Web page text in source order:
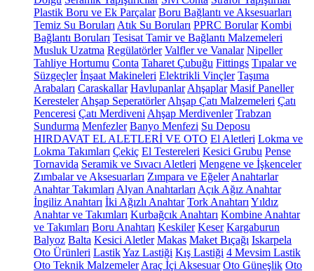
Plastik Boru ve Ek Parçalar Boru Bağlantı ve Aksesuarları
Temiz Su Boruları Atık Su Boruları PPRC Borular Kombi
Bağlantı Boruları Tesisat Tamir ve Bağlantı Malzemeleri
Musluk Uzatma Regülatörler Valfler ve Vanalar Nipeller
Tahliye Hortumu Conta Taharet Çubuğu Fittings Tıpalar ve
Süzgeçler İnşaat Makineleri Elektrikli Vinçler Taşıma
Arabaları Caraskallar Havlupanlar Ahşaplar Masif Paneller
Keresteler Ahşap Seperatörler Ahşap Çatı Malzemeleri Çatı
Penceresi Çatı Merdiveni Ahşap Merdivenler Trabzan
Sundurma Menfezler Banyo Menfezi Su Deposu
HIRDAVAT EL ALETLERİ VE OTO El Aletleri Lokma ve
Lokma Takımları Çekiç El Testereleri Kesici Grubu Pense
Tornavida Seramik ve Sıvacı Aletleri Mengene ve İşkenceler
Zımbalar ve Aksesuarları Zımpara ve Eğeler Anahtarlar
Anahtar Takımları Alyan Anahtarları Açık Ağız Anahtar
İngiliz Anahtarı İki Ağızlı Anahtar Tork Anahtarı Yıldız
Anahtar ve Takımları Kurbağcık Anahtarı Kombine Anahtar
ve Takımları Boru Anahtarı Keskiler Keser Kargaburun
Balyoz Balta Kesici Aletler Makas Maket Bıçağı Iskarpela
Oto Ürünleri LastikYaz Lastiği Kış Lastiği 4 Mevsim Lastik
Oto Teknik Malzemeler Araç İçi Aksesuar Oto Güneşlik Oto